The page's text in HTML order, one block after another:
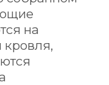
на
кровля,